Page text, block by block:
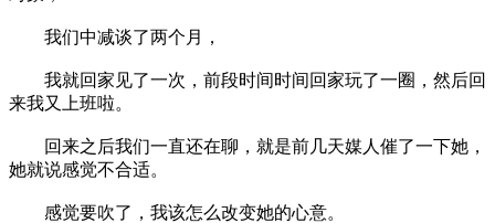
我们中减谈了两个月，
我就回家见了一次，前段时间时间回家玩了一圈，然后回
来我又上班啦。
回来之后我们一直还在聊，就是前几天媒人催了一下她，
她就说感觉不合适。
感觉要吹了，我该怎么改变她的心意。